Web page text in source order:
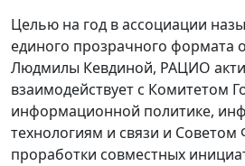
Целью на год в ассоциации
единого прозрачного формата
Людмилы Кевдиной, РАЦИО
взаимодействует с Комитетом
информационной политике,
технологиям и связи и Советом
проработки совместных